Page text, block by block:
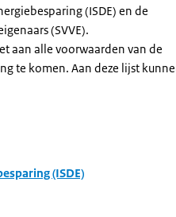
(ISDE) en de
(SVVE).
aan alle voorwaarden van de
te komen. Aan deze lijst
(ISDE)